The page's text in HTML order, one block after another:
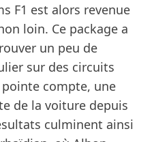
F1 est alors revenue
loin. Ce package a
un peu de
sur des circuits
compte, une
de la voiture depuis
culminent ainsi